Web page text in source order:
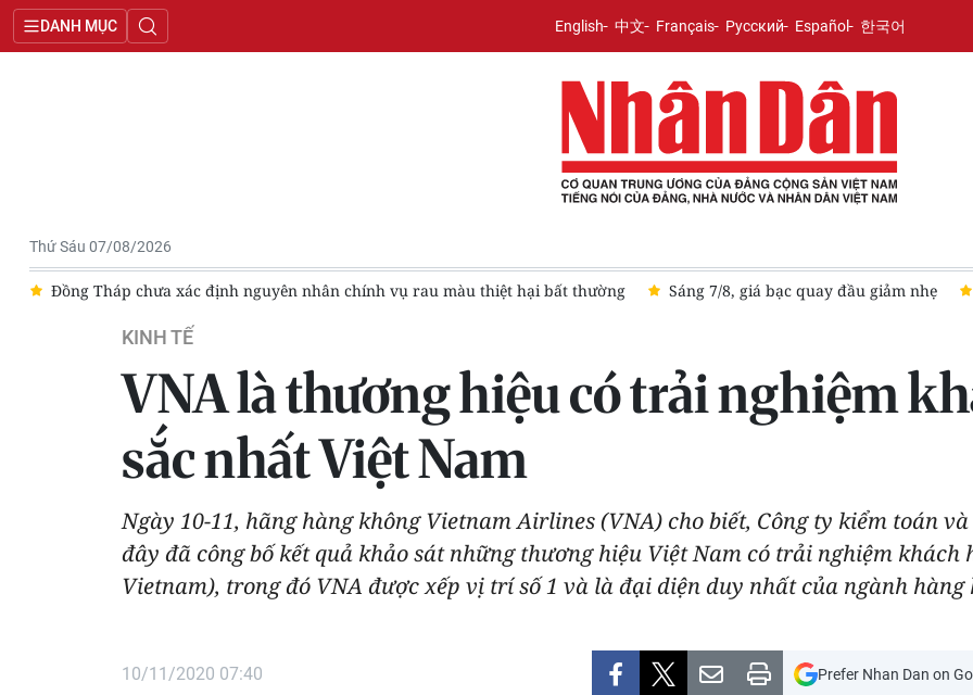
DANH MỤC English 中文 Français Русский Español 한국어
Thứ Sáu 07/08/2026
Sáng 7/8, giá bạc quay đầu giảm nhẹ Giá vàng ngày 7/8: Giá thế giới tăng mạnh, chỉ còn thấp hơn giá vàng trong nước
KINH TẾ
VNA là thương hiệu có trải nghiệm
sắc nhất Việt Nam
Ngày 10-11, hãng hàng không Vietnam Airlines (VNA) cho biết, Công ty kiểm toán
đây đã công bố kết quả khảo sát những thương hiệu Việt Nam có trải nghiệm
Vietnam), trong đó VNA được xếp vị trí số 1 và là đại diện duy nhất của ngành hàng
10/11/2020 07:40 Prefer Nhan Dan on